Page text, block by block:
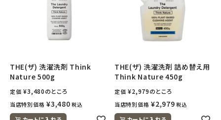
アルマウィン
アルモニベルツ
THE(ザ) 洗濯洗剤 Think
Nature 500g
定価 ¥3,480のところ
当店特別価格 ¥3,480 税込
THE(ザ) 洗濯洗剤 詰め替え用
Think Nature 450g
定価 ¥2,979のところ
当店特別価格 ¥2,979 税込